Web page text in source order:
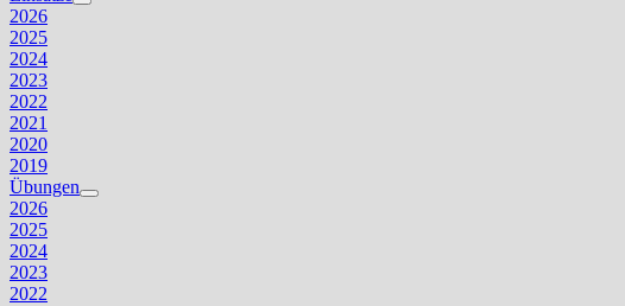
Untermenü
2026
2025
2024
2023
2022
2021
2020
2019
Übungen
Untermenü
2026
2025
2024
2023
2022